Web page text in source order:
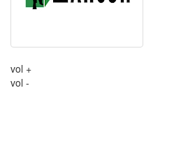
vol +
vol -